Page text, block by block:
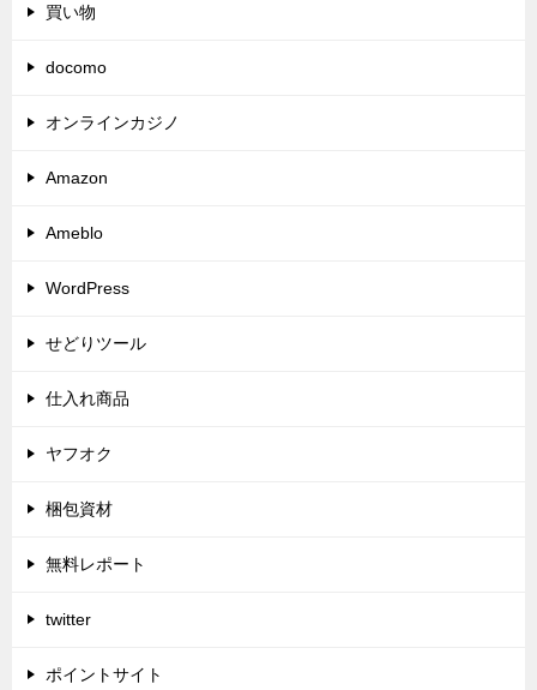
買い物
docomo
オンラインカジノ
Amazon
Ameblo
WordPress
せどりツール
仕入れ商品
ヤフオク
梱包資材
無料レポート
twitter
ポイントサイト